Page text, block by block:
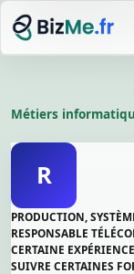
Métiers
R
PRODUCTION,
RESPONSABLE
CERTAINE
SUIVRE CERTAINES